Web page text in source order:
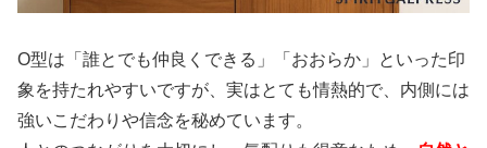
O型は「誰とでも仲良くできる」「おおらか」といった印
象を持たれやすいですが、実はとても情熱的で、内側には
強いこだわりや信念を秘めています。